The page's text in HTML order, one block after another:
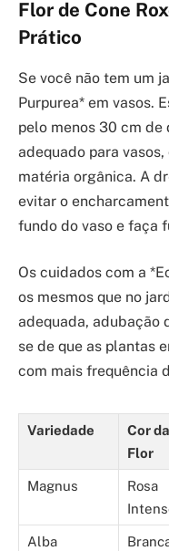
Flor de Cone
Prático
Se você não tem um
Purpurea* em vasos.
pelo menos 30 cm
adequado para
matéria orgânica. A
evitar o
fundo do vaso e faça
Os cuidados com a
os mesmos que no
adequada, adubação
se de que as plantas
com mais frequência
Variedade
Cor da
Flor
Magnus
Rosa
Alba